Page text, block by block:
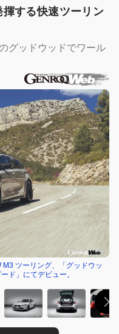
する快速ツーリン
グッドウッドでワール
ツーリング、「グッドウッ
ド」にてデビュー。